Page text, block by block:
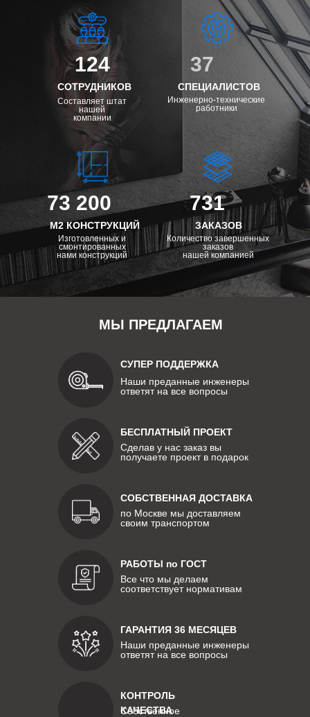
124
СОТРУДНИКОВ
Составляет штат
нашей
компании
73 200
М2 КОНСТРУКЦИЙ
Изготовленных и
смонтированных
нами конструкций
731
ЗАКАЗОВ
Количество завершенных
заказов
нашей компанией
37
СПЕЦИАЛИСТОВ
Инженерно-технические
работники
МЫ ПРЕДЛАГАЕМ
СУПЕР ПОДДЕРЖКА
Наши преданные инженеры
ответят на все вопросы
БЕСПЛАТНЫЙ ПРОЕКТ
Сделав у нас заказ вы
получаете проект в подарок
СОБСТВЕННАЯ ДОСТАВКА
по Москве мы доставляем
своим транспортом
РАБОТЫ по ГОСТ
Все что мы делаем
соответствует нормативам
КОНТРОЛЬ
КАЧЕСТВА
Собственное
ГАРАНТИЯ 36 МЕСЯЦЕВ
Наши преданные инженеры
ответят на все вопросы